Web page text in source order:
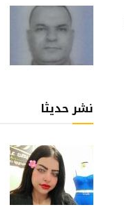
نشر حديثا